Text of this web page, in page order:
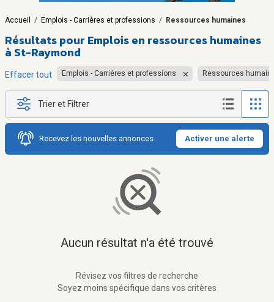
Accueil / Emplois - Carrières et professions / Ressources humaines
Résultats pour Emplois en ressources humaines
à St-Raymond
Effacer tout Emplois - Carrières et professions Ressources
Trier et Filtrer
Recevez les nouvelles annonces Activer une alerte
Aucun résultat n'a été trouvé
Révisez vos filtres de recherche
Soyez moins spécifique dans vos critères